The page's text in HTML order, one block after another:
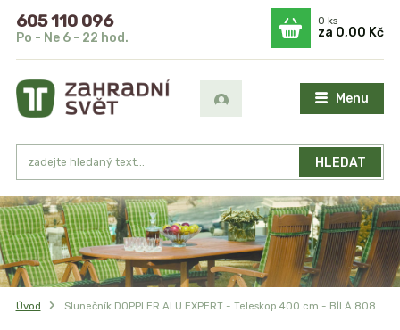
Menu
HLEDAT
605 110 096
Po - Ne 6 - 22 hod.
0ks
za 0,00 Kč
Úvod Slunečník DOPPLER ALU EXPERT - Teleskop 400 cm - BÍLÁ 808